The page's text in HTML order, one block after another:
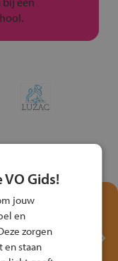
met het
Verkeersspel
Gids!
jouw
en
zorgen
en staan